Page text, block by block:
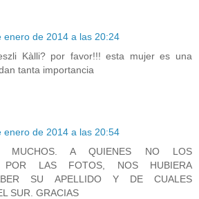
enero de 2014 a las 20:24
Kàlli? por favor!!! esta mujer es una
tanta importancia
enero de 2014 a las 20:54
MUCHOS. A QUIENES NO LOS
POR LAS FOTOS, NOS HUBIERA
SU APELLIDO Y DE CUALES
SUR. GRACIAS